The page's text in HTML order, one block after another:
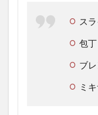
ス
包丁
ブ
ミ